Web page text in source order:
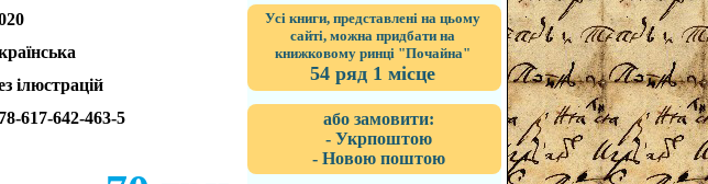
ілюстрацій
617-642-463-5
Усі книги, представлені на цьому
сайті, можна придбати на
книжковому ринці "Почайна"
54 ряд 1 місце
або замовити:
- Укрпоштою
- Новою поштою